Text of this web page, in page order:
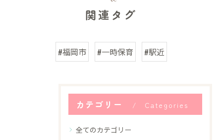
関連タグ
#福岡市 #一時保育 #駅近
カテゴリー Categories
全てのカテゴリー